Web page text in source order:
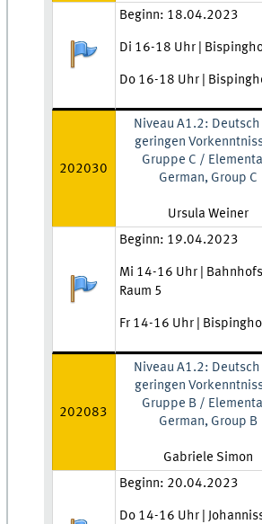
Anmeldestatus:
Zeit und Ort:
Beginn: 18.04.2023
Di 16-18 Uhr |
Do 16-18 Uhr |
202030
Niveau A1.2:
geringen
Gruppe C /
German, Group C
Lehrkraft:
Ursula Weiner
Anmeldestatus:
Zeit und Ort:
Beginn: 19.04.2023
Mi 14-16 Uhr |
Raum 5
Fr 14-16 Uhr |
202083
Niveau A1.2:
geringen
Gruppe B /
German, Group B
Lehrkraft:
Gabriele Simon
Zeit und Ort:
Beginn: 20.04.2023
Do 14-16 Uhr |